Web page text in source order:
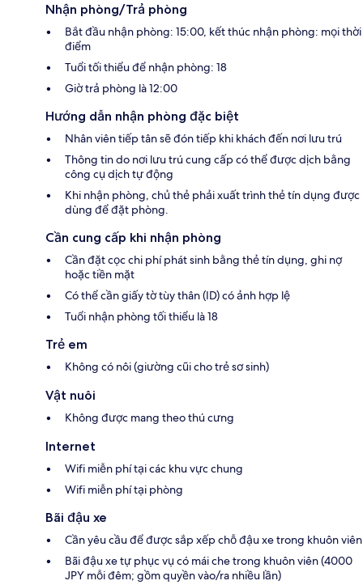
Nhận phòng/Trả phòng
Bắt đầu nhận phòng: 15:00, kết thúc nhận phòng: mọi thời
điểm
Tuổi tối thiểu để nhận phòng: 18
Giờ trả phòng là 12:00
Hướng dẫn nhận phòng đặc biệt
Nhân viên tiếp tân sẽ đón tiếp khi khách đến nơi lưu trú
Thông tin do nơi lưu trú cung cấp có thể được dịch bằng
công cụ dịch tự động
Khi nhận phòng, chủ thẻ phải xuất trình thẻ tín dụng được
dùng để đặt phòng.
Cần cung cấp khi nhận phòng
Cần đặt cọc chi phí phát sinh bằng thẻ tín dụng, ghi nợ
hoặc tiền mặt
Có thể cần giấy tờ tùy thân (ID) có ảnh hợp lệ
Tuổi nhận phòng tối thiểu là 18
Trẻ em
Không có nôi (giường cũi cho trẻ sơ sinh)
Vật nuôi
Không được mang theo thú cưng
Internet
Wifi miễn phí tại các khu vực chung
Wifi miễn phí tại phòng
Bãi đậu xe
Cần yêu cầu để được sắp xếp chỗ đậu xe trong khuôn viên
Bãi đậu xe tự phục vụ có mái che trong khuôn viên (4000
JPY mỗi đêm; gồm quyền vào/ra nhiều lần)